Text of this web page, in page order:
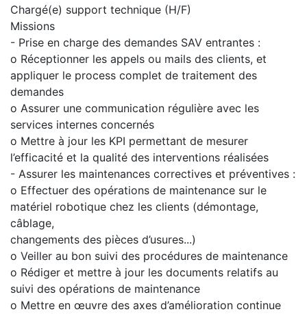
Chargé(e) support technique (H/F)
Missions
- Prise en charge des demandes SAV entrantes :
o Réceptionner les appels ou mails des clients, et
appliquer le process complet de traitement des
demandes
o Assurer une communication régulière avec les
services internes concernés
o Mettre à jour les KPI permettant de mesurer
l’efficacité et la qualité des interventions réalisées
- Assurer les maintenances correctives et préventives :
o Effectuer des opérations de maintenance sur le
matériel robotique chez les clients (démontage,
câblage,
changements des pièces d’usures...)
o Veiller au bon suivi des procédures de maintenance
o Rédiger et mettre à jour les documents relatifs au
suivi des opérations de maintenance
o Mettre en œuvre des axes d’amélioration continue